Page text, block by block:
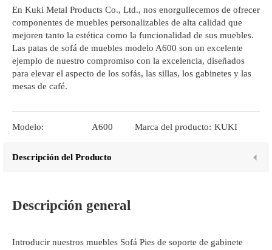
En Kuki Metal Products Co., Ltd., nos enorgullecemos de ofrecer
componentes de muebles personalizables de alta calidad que
mejoren tanto la estética como la funcionalidad de sus muebles.
Las patas de sofá de muebles modelo A600 son un excelente
ejemplo de nuestro compromiso con la excelencia, diseñados
para elevar el aspecto de los sofás, las sillas, los gabinetes y las
mesas de café.
Modelo: A600 Marca del producto: KUKI
Descripción del Producto
Descripción general
Introducir nuestros muebles Sofá Pies de soporte de gabinete